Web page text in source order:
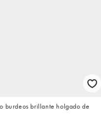
burdeos brillante holgado de